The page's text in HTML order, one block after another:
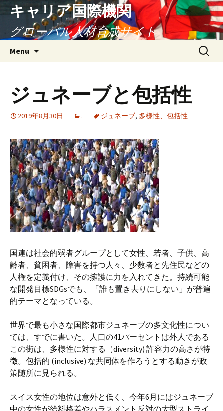
キャリア国際機関
グローバル人材育成サイト
Menu
Search
for:
ジュネーブと包括性
2019年8月30日 . ジュネーブ, 多様性、包括性
国連は社会的弱者グループとして女性、若者、子供、高
齢者、貧困者、障害を持つ人々、少数者と先住民などの
人権を定義付け、その擁護に力を入れてきた。持続可能
な開発目標SDGsでも、「誰も置き去りにしない」が普遍
的テーマとなっている。
世界で最も小さな国際都市ジュネーブの多文化性につい
ては、すでに書いた。人口の41パーセントは外人である
この街は、多様性に対する（diversity) 許容力の高さが特
徴。包括的 (inclusive) な共同体を作ろうとする動きが政
策随所に見られる。
スイス女性の地位は意外と低く、今年6月にはジュネーブ
中の女性が給料格差やハラスメント反対の大型ストライ